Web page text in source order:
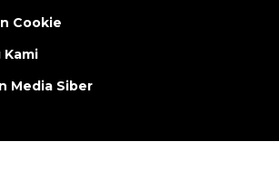
Cookie
Media Siber